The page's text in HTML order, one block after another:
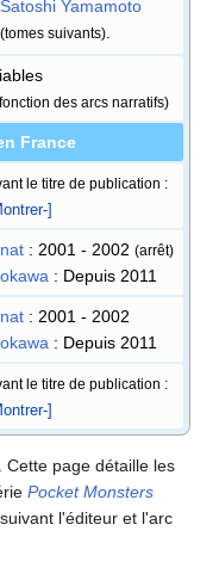
Satoshi Yamamoto
(tomes suivants).
des arcs narratifs)
France
le titre de publication :
]
: 2001 - 2002 (arrêt)
: Depuis 2011
: 2001 - 2002
: Depuis 2011
le titre de publication :
]
Cette page détaille les
Pocket Monsters
l'éditeur et l'arc